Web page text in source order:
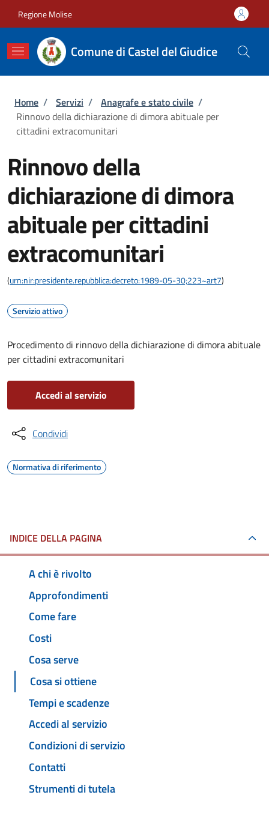
Regione Molise
Comune di Castel del Giudice
Briciole di pane
Home / Servizi / Anagrafe e stato civile /
Rinnovo della dichiarazione di dimora abituale per
cittadini extracomunitari
Rinnovo della
dichiarazione di dimora
abituale per cittadini
extracomunitari
(urn:nir:presidente.repubblica:decreto:1989-05-30;223~art7)
Servizio attivo
Procedimento di rinnovo della dichiarazione di dimora abituale
per cittadini extracomunitari
Accedi al servizio
Condividi
Normativa di riferimento
INDICE DELLA PAGINA
A chi è rivolto
Approfondimenti
Come fare
Costi
Cosa serve
Cosa si ottiene
Tempi e scadenze
Accedi al servizio
Condizioni di servizio
Contatti
Strumenti di tutela